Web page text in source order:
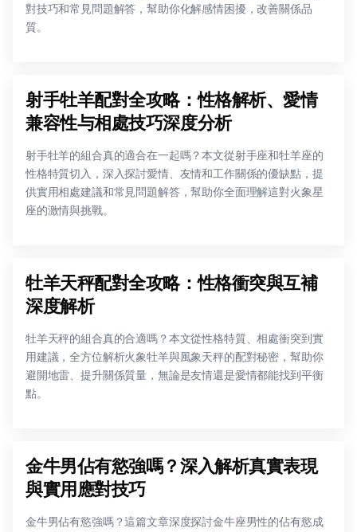
對技巧和常見問題解答，幫助你化解感情困擾，改善關係品
質。
射手牡羊配對全攻略：性格解析、愛情
兼容性与相處技巧深度分析
射手牡羊的組合真的適合在一起嗎？本文從射手座和牡羊座的
性格特質切入，深入探討愛情、友情和工作關係的優缺點，提
供實用相處建議和常見問題解答，幫助你全面理解這對火象星
座的激情與挑戰。
牡羊天秤配對全攻略：性格衝突與互補
深度解析
牡羊天秤的組合真的合適嗎？本文從性格特質、相處衝突到實
用建議，全方位解析火象牡羊與風象天秤的配對秘密，幫助你
避開地雷、提升關係質量，無論是友情還是愛情都能找到平衡
點。
金牛男佔有慾強嗎？深入解析真實表現
與實用應對技巧
金牛男佔有慾強嗎？這篇文章深度探討金牛座男性的佔有慾成